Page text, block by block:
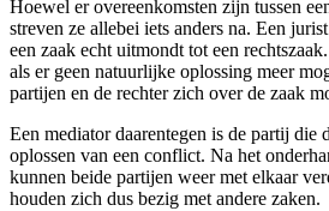
Hoewel er overeenkomsten zijn tussen
streven ze allebei iets anders na. Een
een zaak echt uitmondt tot een
als er geen natuurlijke oplossing meer
partijen en de rechter zich over de zaak
Een mediator daarentegen is de partij die
oplossen van een conflict. Na het
kunnen beide partijen weer met elkaar
houden zich dus bezig met andere zaken.